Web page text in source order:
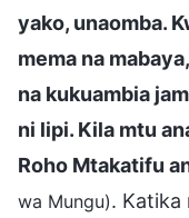
yako, unaomba.
mema na
na kukuambia
ni lipi. Kila mtu
Roho Mtakatifu
wa Mungu). Katika